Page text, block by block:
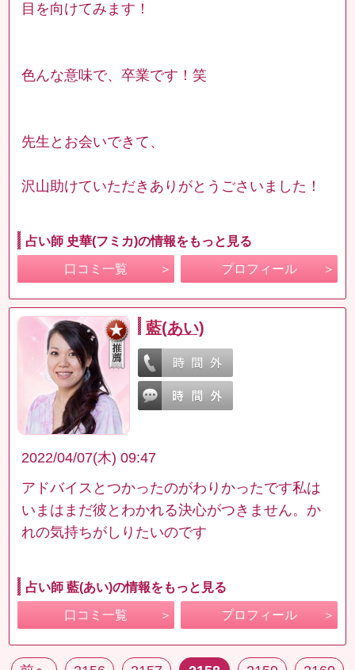
目を向けてみます！
色んな意味で、卒業です！笑
先生とお会いできて、
沢山助けていただきありがとうごさいました！
占い師 史華(フミカ)の情報をもっと見る
口コミ一覧 プロフィール
藍(あい)
2022/04/07(木) 09:47
アドバイスとつかったのがわりかったです私は
いまはまだ彼とわかれる決心がつきません。か
れの気持ちがしりたいのです
占い師 藍(あい)の情報をもっと見る
口コミ一覧 プロフィール